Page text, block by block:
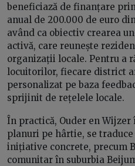
beneficiază de finanțare
anual de 200.000 de euro
având ca obiectiv crearea
activă, care reunește
organizații locale. Pentru a
locuitorilor, fiecare district
personalizat pe baza
sprijinit de rețelele locale.
În practică, Ouder en
planuri pe hârtie, se
inițiative concrete, precum
comunitar în suburbia